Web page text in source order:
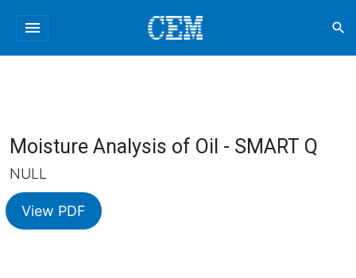
menu search
Moisture Analysis of Oil - SMART Q
NULL
View PDF